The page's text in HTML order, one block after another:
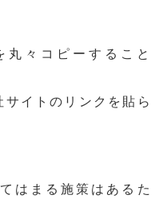
丸々コピーすること
サイトのリンクを貼ら
はまる施策はあるた